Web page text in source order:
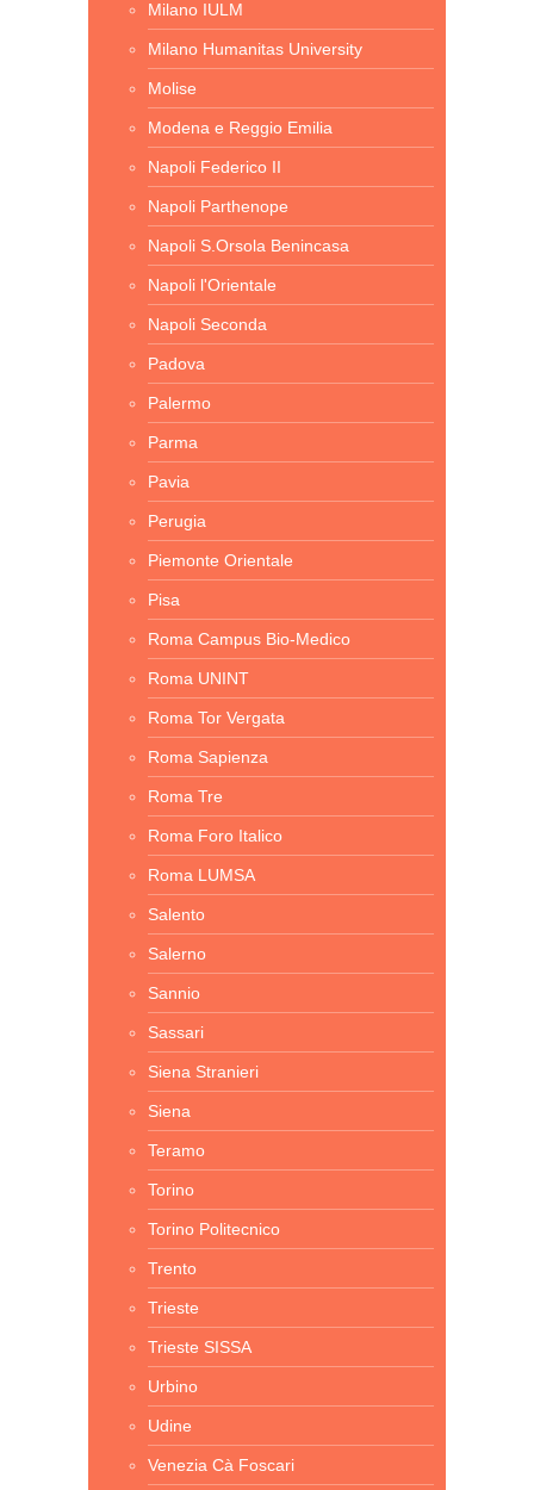
Milano IULM
Milano Humanitas University
Molise
Modena e Reggio Emilia
Napoli Federico II
Napoli Parthenope
Napoli S.Orsola Benincasa
Napoli l'Orientale
Napoli Seconda
Padova
Palermo
Parma
Pavia
Perugia
Piemonte Orientale
Pisa
Roma Campus Bio-Medico
Roma UNINT
Roma Tor Vergata
Roma Sapienza
Roma Tre
Roma Foro Italico
Roma LUMSA
Salento
Salerno
Sannio
Sassari
Siena Stranieri
Siena
Teramo
Torino
Torino Politecnico
Trento
Trieste
Trieste SISSA
Urbino
Udine
Venezia Cà Foscari